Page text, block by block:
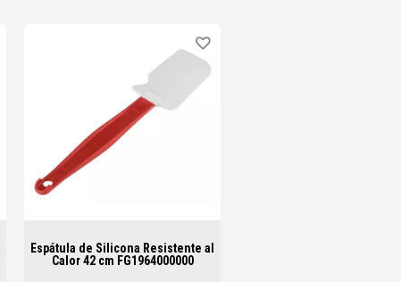
Espátula de Silicona Resistente al
Calor 42 cm FG1964000000